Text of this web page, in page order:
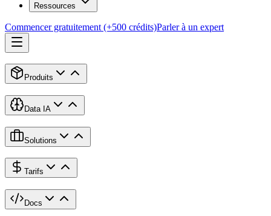
Ressources
Commencer gratuitement (+500 crédits)Parler à un expert
Produits
Data IA
Solutions
Tarifs
Docs